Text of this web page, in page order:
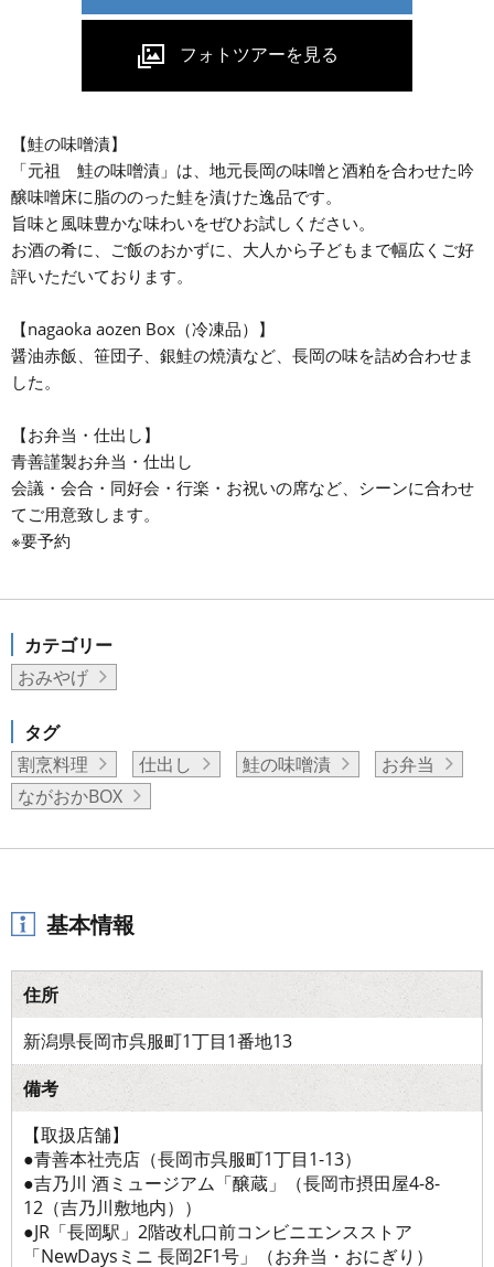
【鮭の味噌漬】
「元祖 鮭の味噌漬」は、地元長岡の味噌と酒粕を合わせた吟
醸味噌床に脂ののった鮭を漬けた逸品です。
旨味と風味豊かな味わいをぜひお試しください。
お酒の肴に、ご飯のおかずに、大人から子どもまで幅広くご好
評いただいております。
【nagaoka aozen Box（冷凍品）】
醤油赤飯、笹団子、銀鮭の焼漬など、長岡の味を詰め合わせま
した。
【お弁当・仕出し】
青善謹製お弁当・仕出し
会議・会合・同好会・行楽・お祝いの席など、シーンに合わせ
てご用意致します。
※要予約
カテゴリー
おみやげ
タグ
割烹料理
仕出し 鮭の味噌漬
お弁当
ながおかBOX
基本情報
住所
新潟県長岡市呉服町1丁目1番地13
備考
【取扱店舗】
●青善本社売店（長岡市呉服町1丁目1-13）
●吉乃川 酒ミュージアム「醸蔵」（長岡市摂田屋4-8-
12（吉乃川敷地内））
●JR「長岡駅」2階改札口前コンビニエンスストア
「NewDaysミニ 長岡2F1号」（お弁当・おにぎり）